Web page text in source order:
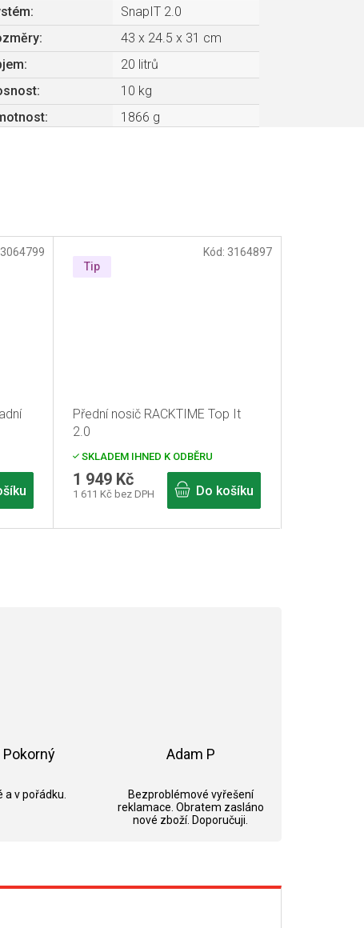
3064799
Tip
Přední nosič RACKTIME Top It
2.0
SKLADEM IHNED K ODBĚRU
1 611 Kč bez DPH
1 949 Kč
Do košíku
Kód: 3164897
:
SnapIT 2.0
:
43 x 24.5 x 31 cm
:
20 litrů
:
10 kg
: 1866 g
a v pořádku.
Adam P
Bezproblémové vyřešení
reklamace. Obratem zasláno
nové zboží. Doporučuji.